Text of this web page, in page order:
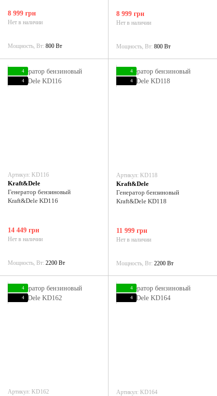
8 999 грн
Нет в наличии
Мощность, Вт 800 Вт
8 999 грн
Нет в наличии
Мощность, Вт 800 Вт
4
4
Артикул: KD116
Kraft&Dele
Генератор бензиновый
Kraft&Dele KD116
14 449 грн
Нет в наличии
Мощность, Вт 2200 Вт
4
4
Артикул: KD118
Kraft&Dele
Генератор бензиновый
Kraft&Dele KD118
11 999 грн
Нет в наличии
Мощность, Вт 2200 Вт
4
4
Артикул: KD162
4
4
Артикул: KD164